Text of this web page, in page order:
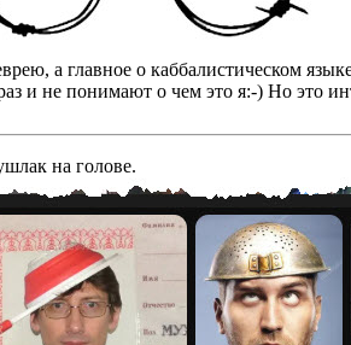
а главное о каббалистическом
и не понимают о чем это я:-) Но это
на голове.